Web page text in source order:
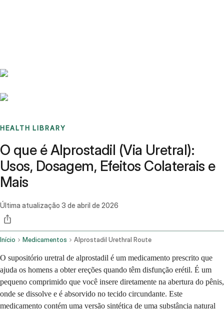
HEALTH LIBRARY
O que é Alprostadil (Via Uretral):
Usos, Dosagem, Efeitos Colaterais e
Mais
Última atualização 3 de abril de 2026
Início Medicamentos Alprostadil Urethral Route
O supositório uretral de alprostadil é um medicamento prescrito que
ajuda os homens a obter ereções quando têm disfunção erétil. É um
pequeno comprimido que você insere diretamente na abertura do pênis,
onde se dissolve e é absorvido no tecido circundante. Este
medicamento contém uma versão sintética de uma substância natural